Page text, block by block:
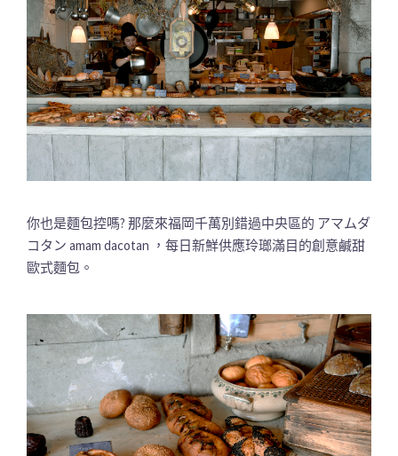
你也是麵包控嗎? 那麼來福岡千萬別錯過中央區的 アマムダ
コタン amam dacotan ，每日新鮮供應玲瑯滿目的創意鹹甜
歐式麵包。